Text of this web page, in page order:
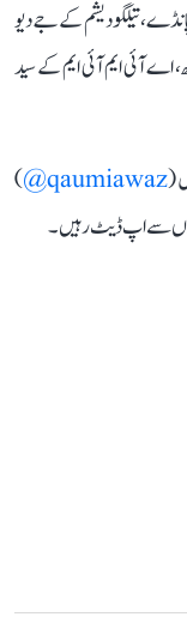
تیلگو دیشم کے جے دیو
اے آئی ایم آئی ایم کے سید
(
qaumiawaz@
)
سے اپ ڈیٹ رہیں۔